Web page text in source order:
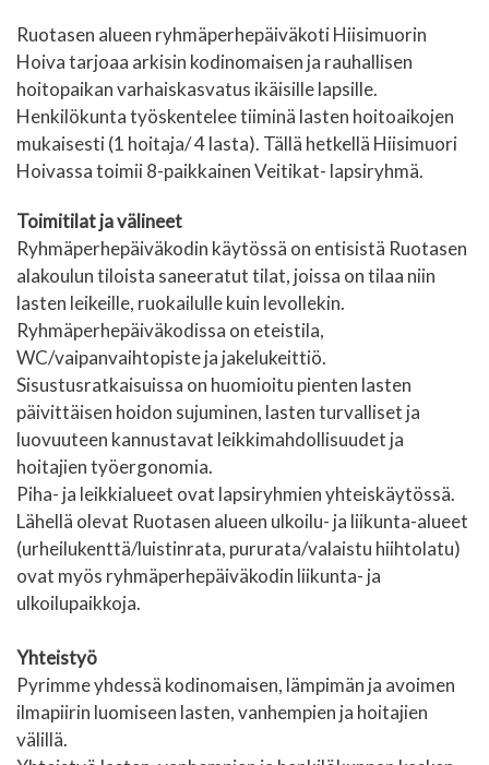
Ruotasen alueen ryhmäperhepäiväkoti Hiisimuorin
Hoiva tarjoaa arkisin kodinomaisen ja rauhallisen
hoitopaikan varhaiskasvatus ikäisille lapsille.
Henkilökunta työskentelee tiiminä lasten hoitoaikojen
mukaisesti (1 hoitaja/ 4 lasta). Tällä hetkellä Hiisimuori
Hoivassa toimii 8-paikkainen Veitikat- lapsiryhmä.
Toimitilat ja välineet
Ryhmäperhepäiväkodin käytössä on entisistä Ruotasen
alakoulun tiloista saneeratut tilat, joissa on tilaa niin
lasten leikeille, ruokailulle kuin levollekin.
Ryhmäperhepäiväkodissa on eteistila,
WC/vaipanvaihtopiste ja jakelukeittiö.
Sisustusratkaisuissa on huomioitu pienten lasten
päivittäisen hoidon sujuminen, lasten turvalliset ja
luovuuteen kannustavat leikkimahdollisuudet ja
hoitajien työergonomia.
Piha- ja leikkialueet ovat lapsiryhmien yhteiskäytössä.
Lähellä olevat Ruotasen alueen ulkoilu- ja liikunta-alueet
(urheilukenttä/luistinrata, pururata/valaistu hiihtolatu)
ovat myös ryhmäperhepäiväkodin liikunta- ja
ulkoilupaikkoja.
Yhteistyö
Pyrimme yhdessä kodinomaisen, lämpimän ja avoimen
ilmapiirin luomiseen lasten, vanhempien ja hoitajien
välillä.